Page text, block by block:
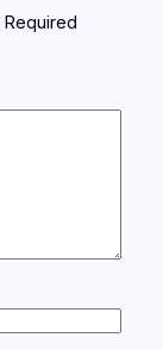
Required